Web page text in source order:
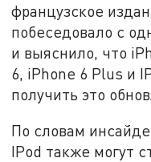
французское
побеседовало с
и выяснило, что
6, iPhone 6 Plus и
получить это
По словам
IPod также могут